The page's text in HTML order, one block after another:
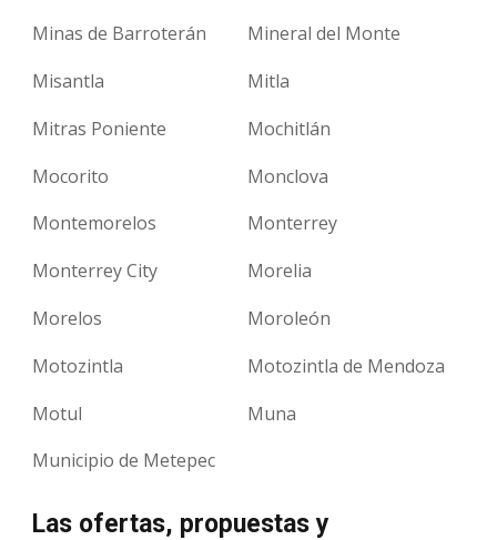
Minas de Barroterán
Mineral del Monte
Misantla
Mitla
Mitras Poniente
Mochitlán
Mocorito
Monclova
Montemorelos
Monterrey
Monterrey City
Morelia
Morelos
Moroleón
Motozintla
Motozintla de Mendoza
Motul
Muna
Municipio de Metepec
Las ofertas, propuestas y